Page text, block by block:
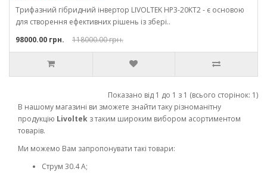
Трифазний гібридний інвертор LIVOLTEK HP3-20KT2 - є основою
для створення ефективних рішень із збері..
98000.00 грн. 118000.00 грн.
Показано від 1 до 1 з 1 (всього сторінок: 1)
В нашому магазині ви зможете знайти таку різноманітну
продукцію Livoltek з таким широким вибором асортиментом
товарів.
Ми можемо Вам запропонувати такі товари:
Струм 30.4 A;